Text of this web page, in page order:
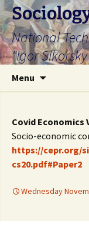
Skip
to
content
National
"Igor
Menu
Covid Economics
Socio-economic
https://cepr.org/
cs20.pdf#Paper2
Wednesday